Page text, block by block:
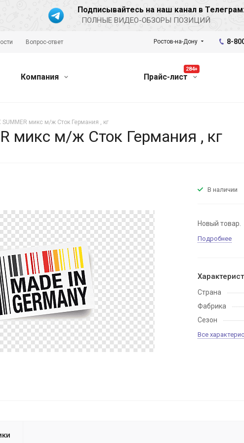
Подписывайтесь на наш канал в
ПОЛНЫЕ ВИДЕО-ОБЗОРЫ ПОЗИЦИЙ
Вопрос-ответ 8-
Ростов-на-Дону
Компания Прайс-лист
284+
SUMMER микс м/ж Сток Германия , кг
микс м/ж Сток Германия , кг
В наличии
Новый товар.
Подробнее
Страна
Фабрика
Сезон
Все